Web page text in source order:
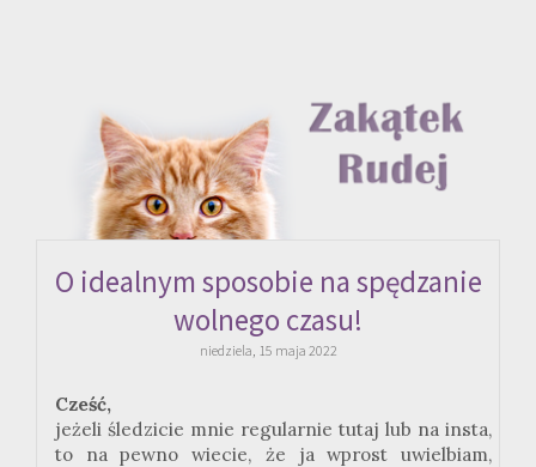
O idealnym sposobie na spędzanie
wolnego czasu!
niedziela, 15 maja 2022
Cześć,
jeżeli śledzicie mnie regularnie tutaj lub na insta,
to na pewno wiecie, że ja wprost uwielbiam,